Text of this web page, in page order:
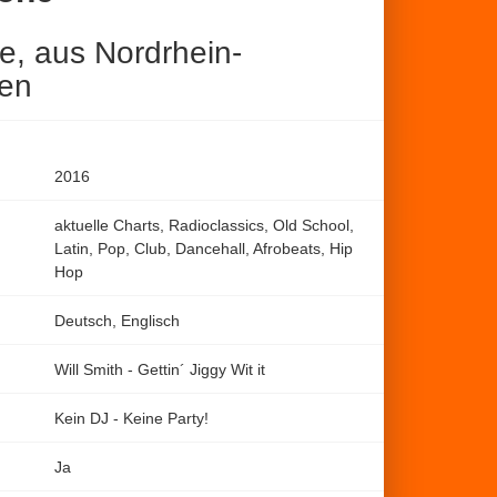
aus Nordrhein-
2016
aktuelle Charts, Radioclassics, Old School,
Latin, Pop, Club, Dancehall, Afrobeats, Hip
Hop
Deutsch, Englisch
Will Smith - Gettin´ Jiggy Wit it
Kein DJ - Keine Party!
Ja